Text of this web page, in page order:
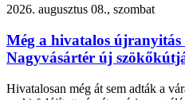
2026. augusztus 08., szombat
Még a hivatalos
Nagyvásártér új
Hivatalosan még át sem adták a